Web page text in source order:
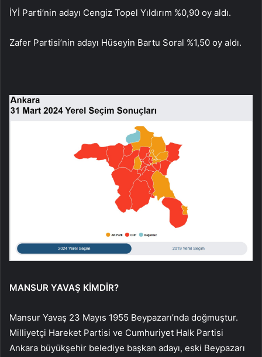
İYİ Parti’nin adayı Cengiz Topel Yıldırım %0,90 oy aldı.
Zafer Partisi’nin adayı Hüseyin Bartu Soral %1,50 oy aldı.
MANSUR YAVAŞ KİMDİR?
Mansur Yavaş 23 Mayıs 1955 Beypazarı’nda doğmuştur.
Milliyetçi Hareket Partisi ve Cumhuriyet Halk Partisi
Ankara büyükşehir belediye başkan adayı, eski Beypazarı